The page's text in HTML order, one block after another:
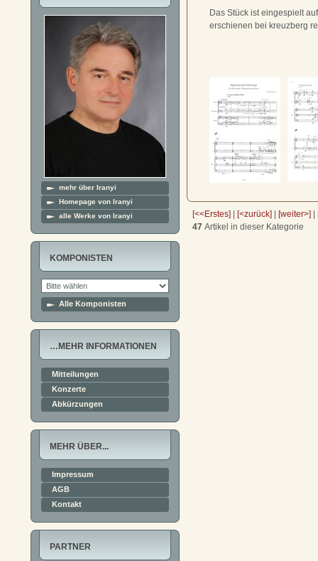
mehr über Iranyi
Homepage von Iranyi
alle Werke von Iranyi
KOMPONISTEN
Alle Komponisten
…MEHR INFORMATIONEN
Mitteilungen
Konzerte
Abkürzungen
MEHR ÜBER...
Impressum
AGB
Kontakt
PARTNER
Das Stück ist eingespielt
erschienen bei kreuzberg
[<<Erstes] | [<zurück] | [weiter>] |
47 Artikel in dieser Kategorie